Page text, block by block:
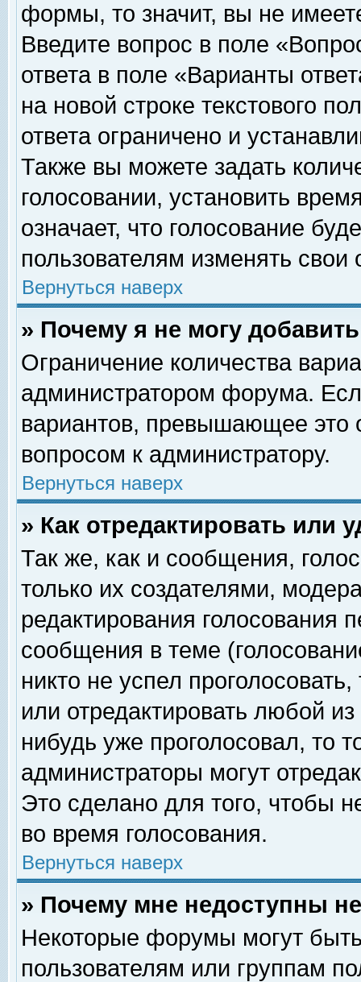
формы, то значит, вы не
Введите вопрос в поле
ответа в поле «Варианты
на новой строке текстового
ответа ограничено и
Также вы можете задать
голосовании, установить
означает, что голосование
пользователям изменять свои
Вернуться наверх
» Почему я не могу
Ограничение количества
администратором форума.
вариантов, превышающее это
вопросом к администратору.
Вернуться наверх
» Как отредактировать или
Так же, как и сообщения,
только их создателями,
редактирования голосования
сообщения в теме
никто не успел
или отредактировать любой
нибудь уже проголосовал, то
администраторы могут
Это сделано для того, чтобы
во время голосования.
Вернуться наверх
» Почему мне недоступны
Некоторые форумы могут
пользователям или группам